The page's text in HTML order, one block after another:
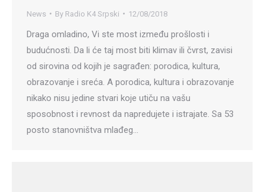
News By Radio K4 Srpski 12/08/2018
Draga omladino, Vi ste most između prošlosti i
budućnosti. Da li će taj most biti klimav ili čvrst, zavisi
od sirovina od kojih je sagrađen: porodica, kultura,
obrazovanje i sreća. A porodica, kultura i obrazovanje
nikako nisu jedine stvari koje utiču na vašu
sposobnost i revnost da napredujete i istrajate. Sa 53
posto stanovništva mlađeg…